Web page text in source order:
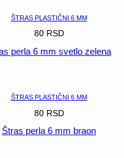
ŠTRAS PLASTIČNI 6 MM
80 RSD
perla 6 mm svetlo zelena
ŠTRAS PLASTIČNI 6 MM
80 RSD
Štras perla 6 mm braon